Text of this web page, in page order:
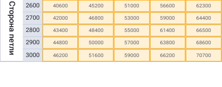
Сторона петли
2600
2700
2800
2900
3000
40600 45200 51000 56600 62300
42000 46800 53000 59000 64400
43400 48400 55000 61400 66500
44800 50000 57000 63800 68600
46200 51600 59000 66200 70700